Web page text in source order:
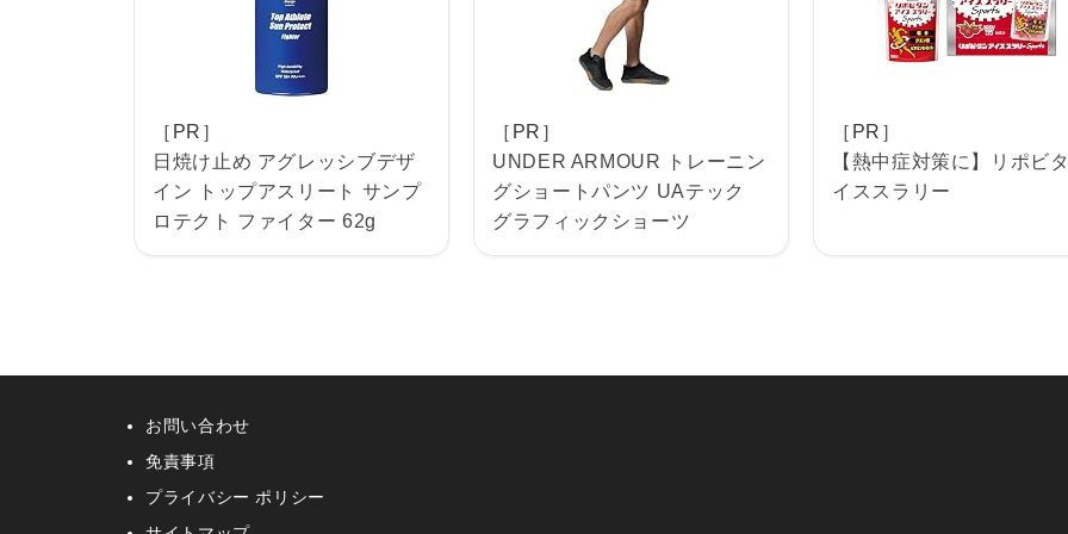
［PR］
日焼け止め アグレッシブデザ
イン トップアスリート サンプ
ロテクト ファイター 62g
［PR］
UNDER ARMOUR トレーニン
グショートパンツ UAテック
グラフィックショーツ
［PR］
【熱中症対策に】リポビ
イススラリー
お問い合わせ
免責事項
プライバシー ポリシー